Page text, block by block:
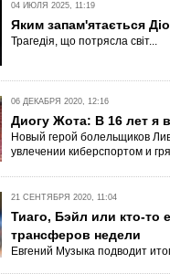
04 ИЮЛЯ 2025, 11:19
Яким запам'ятається
Трагедія, що потрясла світ...
06 ДЕКАБРЯ 2020, 12:16
Диогу Жота: В 16 лет я
Новый герой болельщиков
увлечении киберспортом и
21 СЕНТЯБРЯ 2020, 11:04
Тиаго, Бэйл или кто-
трансферов недели
Евгений Музыка подводит